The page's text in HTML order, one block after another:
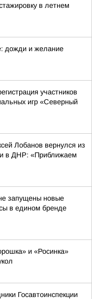
в летнем
дожди и желание
участников
игр «Северный
Лобанов вернулся из
в ДНР: «Приближаем
запущены новые
в едином бренде
и «Росинка»
Госавтоинспекции